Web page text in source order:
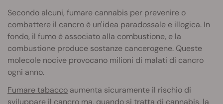
Secondo alcuni, fumare cannabis per prevenire o
combattere il cancro è un'idea paradossale e illogica. In
fondo, il fumo è associato alla combustione, e la
combustione produce sostanze cancerogene. Queste
molecole nocive provocano milioni di malati di cancro
ogni anno.
Fumare tabacco aumenta sicuramente il rischio di
sviluppare il cancro ma, quando si tratta di cannabis, la